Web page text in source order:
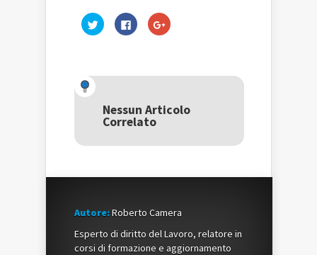
Fai
clic
una
nuova
finestra)
Fai
clic
nuova
finestra)
Fai
clic
una
nuova
Nessun Articolo
Correlato
Autore:Roberto Camera
Esperto di diritto del Lavoro, relatore in
corsi di formazione e aggiornamento